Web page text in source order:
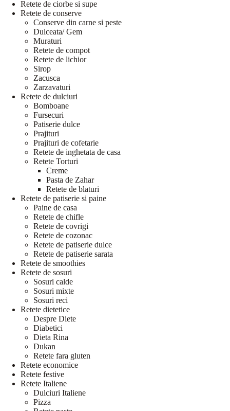
Retete de ciorbe si supe
Retete de conserve
Conserve din carne si peste
Dulceata/ Gem
Muraturi
Retete de compot
Retete de lichior
Sirop
Zacusca
Zarzavaturi
Retete de dulciuri
Bomboane
Fursecuri
Patiserie dulce
Prajituri
Prajituri de cofetarie
Retete de inghetata de casa
Retete Torturi
Creme
Pasta de Zahar
Retete de blaturi
Retete de patiserie si paine
Paine de casa
Retete de chifle
Retete de covrigi
Retete de cozonac
Retete de patiserie dulce
Retete de patiserie sarata
Retete de smoothies
Retete de sosuri
Sosuri calde
Sosuri mixte
Sosuri reci
Retete dietetice
Despre Diete
Diabetici
Dieta Rina
Dukan
Retete fara gluten
Retete economice
Retete festive
Retete Italiene
Dulciuri Italiene
Pizza